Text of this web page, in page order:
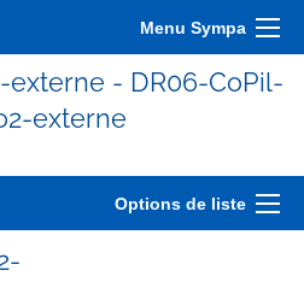
Menu Sympa
- DR06-CoPil-
externe
Options de liste